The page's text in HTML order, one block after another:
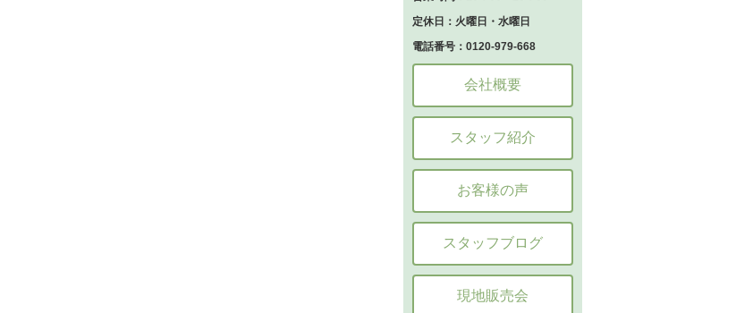
定休日：火曜日・水曜日
電話番号：0120-979-668
会社概要
スタッフ紹介
お客様の声
スタッフブログ
現地販売会